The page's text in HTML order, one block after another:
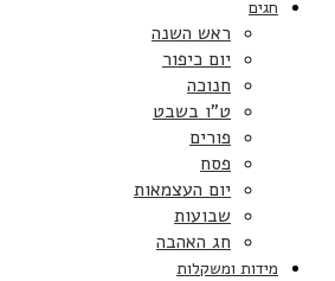
חגים
ראש השנה
יום כיפור
חנוכה
ט”ו בשבט
פורים
פסח
יום העצמאות
שבועות
חג האהבה
מידות ומשקלות